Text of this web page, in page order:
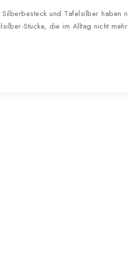
und Tafelsilber haben
Stücke, die im Alltag nicht